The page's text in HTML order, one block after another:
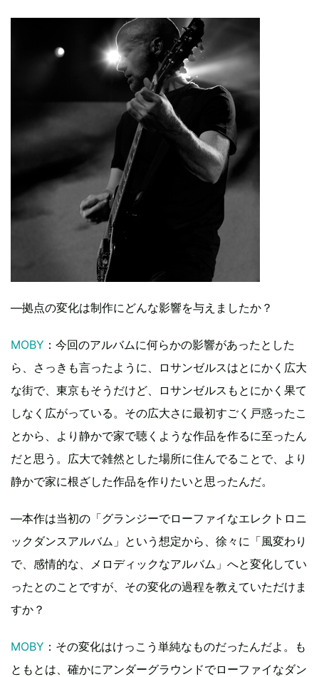
―拠点の変化は制作にどんな影響を与えましたか？
MOBY ：今回のアルバムに何らかの影響があったとした
ら、さっきも言ったように、ロサンゼルスはとにかく広大
な街で、東京もそうだけど、ロサンゼルスもとにかく果て
しなく広がっている。その広大さに最初すごく戸惑ったこ
とから、より静かで家で聴くような作品を作るに至ったん
だと思う。広大で雑然とした場所に住んでることで、より
静かで家に根ざした作品を作りたいと思ったんだ。
―本作は当初の「グランジーでローファイなエレクトロニ
ックダンスアルバム」という想定から、徐々に「風変わり
で、感情的な、メロディックなアルバム」へと変化してい
ったとのことですが、その変化の過程を教えていただけま
すか？
MOBY ：その変化はけっこう単純なものだったんだよ。も
ともとは、確かにアンダーグラウンドでローファイなダン